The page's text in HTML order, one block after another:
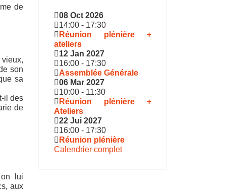
de
son
sa
il des
de
lui
aux
08 Oct 2026
14:00 - 17:30
Réunion plénière +
ateliers
12 Jan 2027
16:00 - 17:30
Assemblée Générale
06 Mar 2027
10:00 - 11:30
Réunion plénière +
Ateliers
22 Jui 2027
16:00 - 17:30
Réunion plénière
Calendrier complet